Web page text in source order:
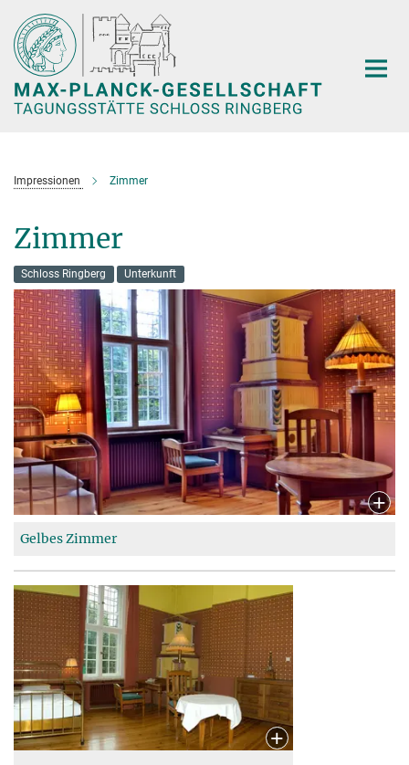
Hauptinhalt
Impressionen Zimmer
Zimmer
Schloss Ringberg Unterkunft
Gelbes Zimmer